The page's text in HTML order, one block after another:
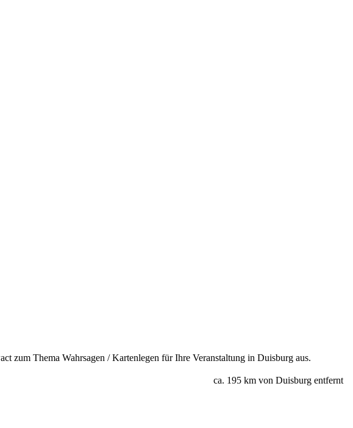
zum Thema Wahrsagen / Kartenlegen für Ihre Veranstaltung in Duisburg aus.
ca. 195 km von Duisburg entfernt